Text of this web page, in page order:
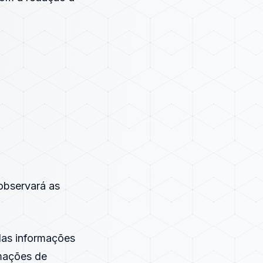
as
informações
de